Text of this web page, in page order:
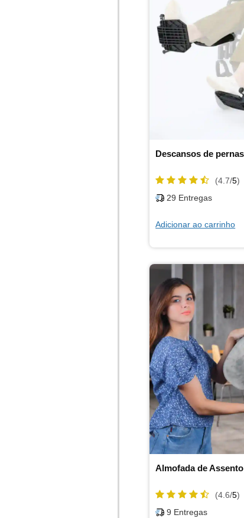
(4.7/5)
29 Entregas
Adicionar ao carrinho
Almofada de Assento
(4.6/5)
9 Entregas